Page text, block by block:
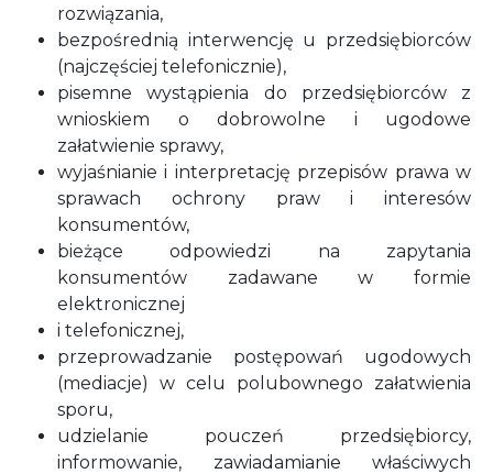
rozwiązania,
bezpośrednią interwencję u przedsiębiorców
(najczęściej telefonicznie),
pisemne wystąpienia do przedsiębiorców z
wnioskiem o dobrowolne i ugodowe
załatwienie sprawy,
wyjaśnianie i interpretację przepisów prawa w
sprawach ochrony praw i interesów
konsumentów,
bieżące odpowiedzi na zapytania
konsumentów zadawane w formie
elektronicznej
i telefonicznej,
przeprowadzanie postępowań ugodowych
(mediacje) w celu polubownego załatwienia
sporu,
udzielanie pouczeń przedsiębiorcy,
informowanie, zawiadamianie właściwych